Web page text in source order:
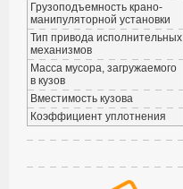
Грузоподъемность крано-
манипуляторной установки
Тип привода исполнительных
механизмов
Масса мусора, загружаемого
в кузов
Вместимость кузова
Коэффициент уплотнения